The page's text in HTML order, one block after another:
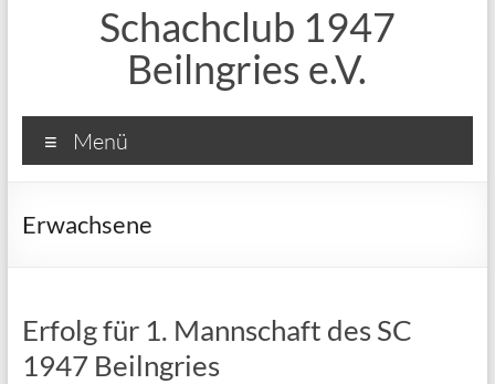
Schachclub 1947
Beilngries e.V.
Menü
Erwachsene
Erfolg für 1. Mannschaft des SC
1947 Beilngries